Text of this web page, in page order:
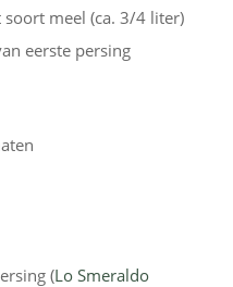
meel (ca. 3/4 liter)
eerste persing
(Lo Smeraldo